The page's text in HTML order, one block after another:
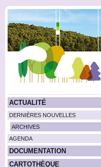
ACTUALITÉ
DERNIÈRES NOUVELLES
ARCHIVES
AGENDA
DOCUMENTATION
CARTOTHÈQUE